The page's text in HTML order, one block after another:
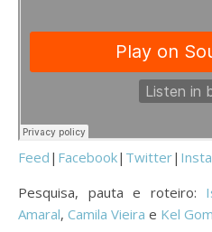
Feed | Facebook| Twitter|
Pesquisa, pauta e roteiro:
Amaral, Camila Vieira e Kel